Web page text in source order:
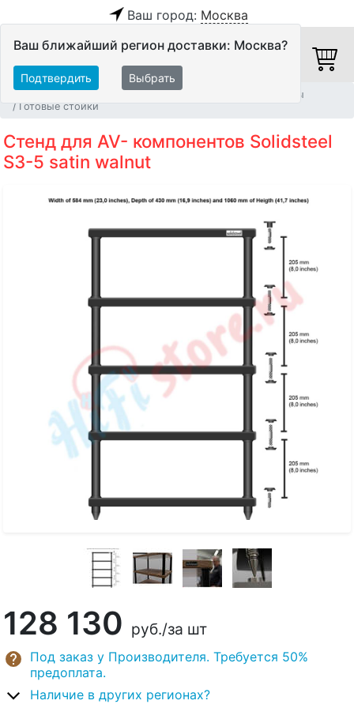
Ваш город: Москва
Ваш ближайший регион доставки: Москва?
Подтвердить Выбрать
Мебель для Hi-Fi аппаратуры
Готовые стойки
Стенд для AV- компонентов Solidsteel
S3-5 satin walnut
128 130 руб./за шт
Под заказ у Производителя. Требуется 50%
предоплата.
Наличие в других регионах?